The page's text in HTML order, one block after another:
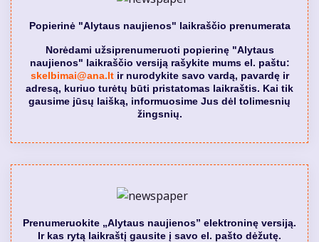
Popierinė "Alytaus naujienos" laikraščio prenumerata
Norėdami užsiprenumeruoti popierinę "Alytaus
naujienos" laikraščio versiją rašykite mums el. paštu:
skelbimai@ana.ltir nurodykite savo vardą, pavardę ir
adresą, kuriuo turėtų būti pristatomas laikraštis. Kai tik
gausime jūsų laišką, informuosime Jus dėl tolimesnių
žingsnių.
Prenumeruokite „Alytaus naujienos” elektroninę versiją.
Ir kas rytą laikraštį gausite į savo el. pašto dėžutę.